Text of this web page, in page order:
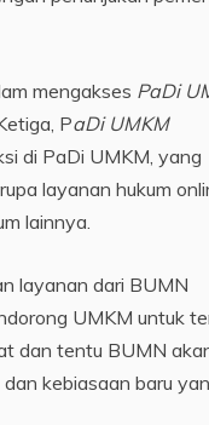
mengakses PaDi
PaDi UMKM
di PaDi UMKM, yang
layanan hukum
lainnya.
layanan dari BUMN
UMKM untuk
dan tentu BUMN
kebiasaan baru